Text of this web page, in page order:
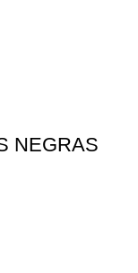
NEGRAS